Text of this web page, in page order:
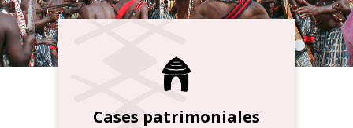
Cases patrimoniales